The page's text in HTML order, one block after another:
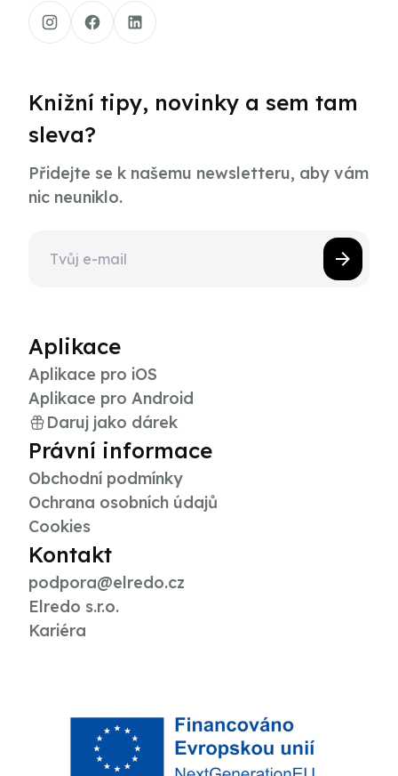
Knižní tipy, novinky a sem tam
sleva?
Přidejte se k našemu newsletteru, aby vám
nic neuniklo.
Aplikace
Aplikace pro iOS
Aplikace pro Android
Daruj jako dárek
Právní informace
Obchodní podmínky
Ochrana osobních údajů
Cookies
Kontakt
podpora@elredo.cz
Elredo s.r.o.
Kariéra